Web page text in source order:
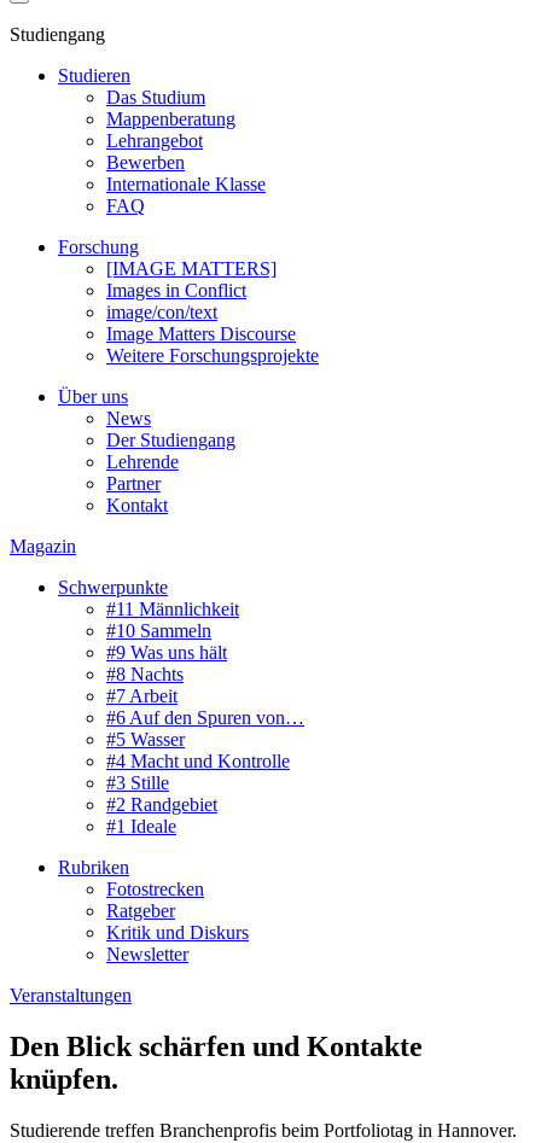
Studiengang
Studieren
Das Studium
Mappenberatung
Lehrangebot
Bewerben
Internationale Klasse
FAQ
Forschung
[IMAGE MATTERS]
Images in Conflict
image/con/text
Image Matters Discourse
Weitere Forschungsprojekte
Über uns
News
Der Studiengang
Lehrende
Partner
Kontakt
Magazin
Schwerpunkte
#11 Männlichkeit
#10 Sammeln
#9 Was uns hält
#8 Nachts
#7 Arbeit
#6 Auf den Spuren von…
#5 Wasser
#4 Macht und Kontrolle
#3 Stille
#2 Randgebiet
#1 Ideale
Rubriken
Fotostrecken
Ratgeber
Kritik und Diskurs
Newsletter
Veranstaltungen
Den Blick schärfen und Kontakte
knüpfen.
Studierende treffen Branchenprofis beim Portfoliotag in Hannover.